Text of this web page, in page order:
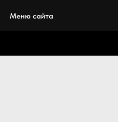
Меню сайта